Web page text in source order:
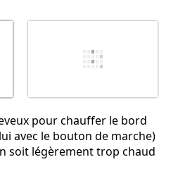
pour chauffer le bord
avec le bouton de marche)
soit légèrement trop chaud